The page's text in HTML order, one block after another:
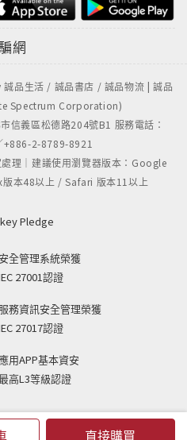
直接購買
網
品生活 / 誠品書店 / 誠品物流 | 誠品
Spectrum Corporation)
信義區松德路204號B1 服務電話：
+886-2-8789-8921
理｜建議使用瀏覽器版本：Google
本48以上 / Safari 版本11以上
Pledge
全管理系統榮獲
27001認證
務資訊安全管理榮獲
27017認證
用APP基本資安
高L3等級認證